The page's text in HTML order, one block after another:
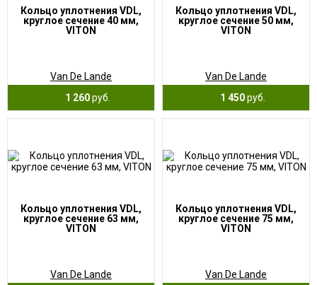
Кольцо уплотнения VDL,
круглое сечение 40 мм,
VITON
Van De Lande
1 260руб.
Кольцо уплотнения VDL,
круглое сечение 50 мм,
VITON
Van De Lande
1 450руб.
Кольцо уплотнения VDL,
круглое сечение 63 мм,
VITON
Van De Lande
Кольцо уплотнения VDL,
круглое сечение 75 мм,
VITON
Van De Lande